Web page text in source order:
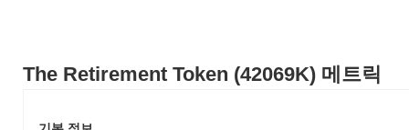
The Retirement Token (42069K) 메트릭
상되는 주요 금융 서비스 제공업체와의 전략적 파트너십을 목표로
하고 있습니다. 이 협업은 토큰의 범위를 확장하고 퇴직 계획 솔루
이정표는 퇴직 토큰이 생태계를 향상시키고 사용자에게 가치 있는